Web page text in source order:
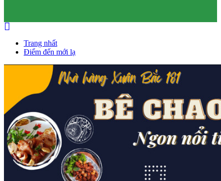
Trang nhất
Điểm đến mới lạ